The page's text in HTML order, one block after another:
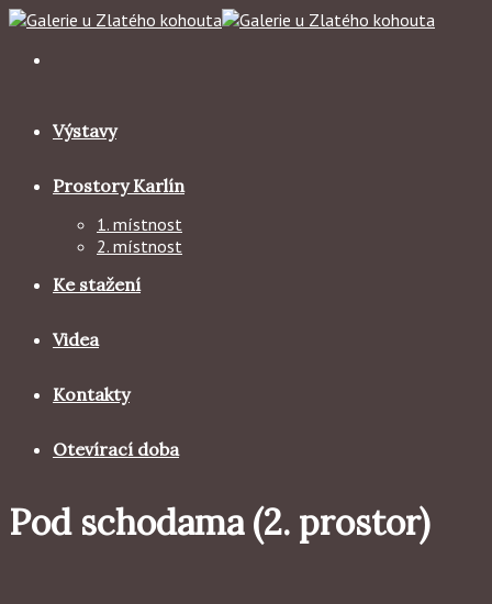
Skip
content
Výstavy
Prostory Karlín
1. místnost
2. místnost
Ke stažení
Videa
Kontakty
Otevírací doba
Pod schodama (2. prostor)